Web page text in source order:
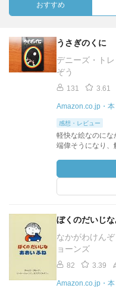
おすすめ
うさぎのくに
デニーズ・ト
ぞう
131 3.61
Amazon.co.jp・本
感想・レビュー
軽快な絵なのにな
端偉そうになり、
ぼくのだいじ
なかがわけん
ョーンズ
82 3.39
Amazon.co.jp・本